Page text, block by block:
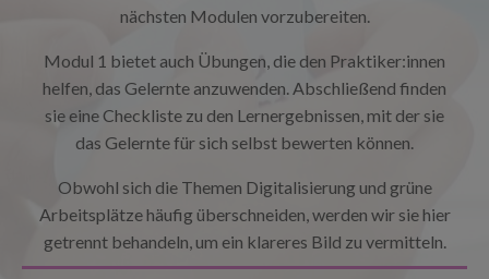
nächsten Modulen vorzubereiten.
Modul 1 bietet auch Übungen, die den Praktiker:innen
helfen, das Gelernte anzuwenden. Abschließend finden
sie eine Checkliste zu den Lernergebnissen, mit der sie
das Gelernte für sich selbst bewerten können.
Obwohl sich die Themen Digitalisierung und grüne
Arbeitsplätze häufig überschneiden, werden wir sie hier
getrennt behandeln, um ein klareres Bild zu vermitteln.